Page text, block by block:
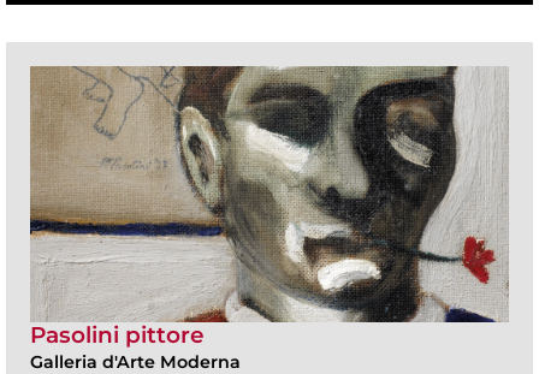
Pasolini pittore
Galleria d'Arte Moderna